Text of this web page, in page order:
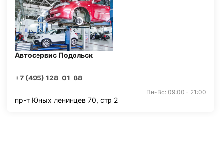
Автосервис Подольск
+7 (495) 128-01-88
Пн-Вс: 09:00 - 21:00
пр-т Юных ленинцев 70, стр 2